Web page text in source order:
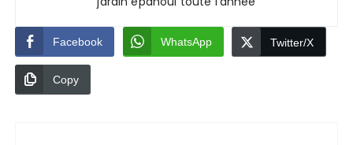
Facebook WhatsApp Twitter/X
Copy